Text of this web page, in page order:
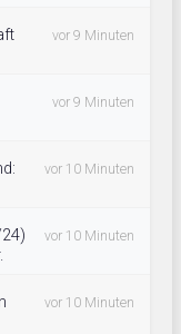
vor 9 Minuten
vor 9 Minuten
vor 10 Minuten
vor 10 Minuten
vor 10 Minuten